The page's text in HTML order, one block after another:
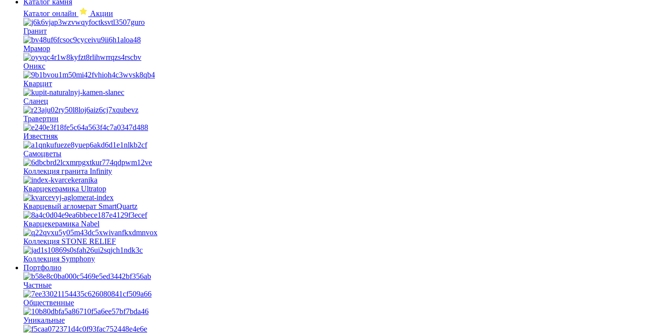
Каталог камня
Каталог онлайн
Акции
Гранит
Мрамор
Оникс
Кварцит
Сланец
Травертин
Известняк
Самоцветы
Коллекция гранита Infinity
Кварцекерамика Ultratop
Кварцевый агломерат SmartQuartz
Кварцекерамика Nabel
Коллекция STONE RELIEF
Коллекция Symphony
Портфолио
Частные
Общественные
Уникальные